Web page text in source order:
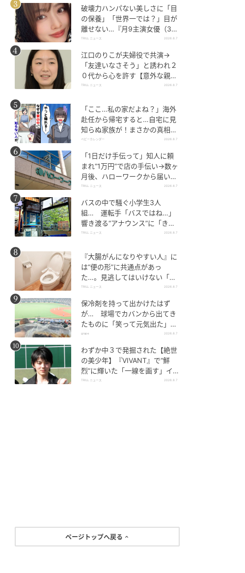
破壊力ハンパない美しさに「目
の保養」「世界一では？」目が
離せない…『月9主演女優（34
歳）』“極上”美ショットがすご
TRILL ニュース 2026.8.7
江口のりこが夫婦役で共演→
「友達いなさそう」と誘われ２
０代から心を許す【意外な親友
芸人】とは？
TRILL ニュース 2026.8.7
「ここ…私の家だよね？」海外
赴任から帰宅すると…自宅に見
知らぬ家族が！まさかの真相と
は！？
ベビーカレンダー 2026.8.7
「1日だけ手伝って」知人に頼
まれ“1万円”で店の手伝い→数ヶ
月後、ハローワークから届いた
電話に50代女性が“青ざめたワ
TRILL ニュース 2026.8.7
バスの中で騒ぐ小学生3人
組… 運転手「バスではね…」
響き渡る“アナウンス”に「きっ
といい経験になった」
TRILL ニュース 2026.8.7
『大腸がんになりやすい人』に
は“便の形”に共通点があっ
た…。見逃してはいけない「危
険なサイン」とは？【医師が解
TRILL ニュース 2026.8.7
保冷剤を持って出かけたはず
が… 球場でカバンから出てき
たものに「笑って元気出た」
「そんなことある？」の声
grape 2026.8.7
わずか中３で発掘された【絶世
の美少年】『VIVANT』で“鮮
烈”に輝いた「一線を画す」イケ
メン俳優
TRILL ニュース 2026.8.7
ページトップへ戻る